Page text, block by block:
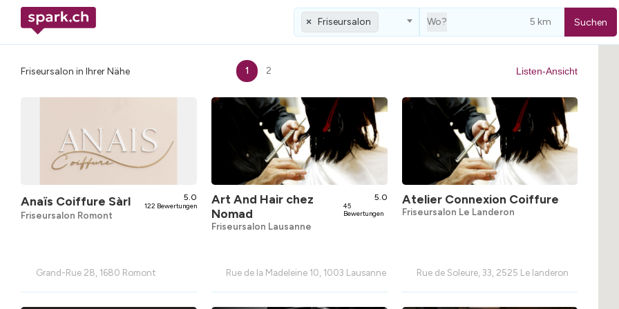
× Friseursalon Wo? Suchen
Friseursalon in Ihrer Nähe 1 2 Listen-Ansicht
Anaïs Coiffure Sàrl 5.0
122 Bewertungen
Friseursalon Romont
Grand-Rue 28, 1680 Romont
Art And Hair chez
Nomad
5.0
45
Bewertungen
Friseursalon Lausanne
Rue de la Madeleine 10, 1003 Lausanne
Atelier Connexion Coiffure
Friseursalon Le Landeron
Rue de Soleure, 33, 2525 Le landeron